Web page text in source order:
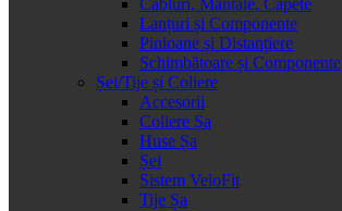
Lanțuri și Componente
Pinioane și Distanțiere
Schimbătoare și Componente
Șei/Tije și Coliere
Accesorii
Coliere Șa
Huse Șa
Șei
Sistem VeloFit
Tije Șa